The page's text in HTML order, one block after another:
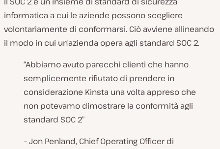
informatica a cui le aziende possono scegliere
volontariamente di conformarsi. Ciò avviene allineando
il modo in cui un’azienda opera agli standard SOC 2.
“Abbiamo avuto parecchi clienti che hanno
semplicemente rifiutato di prendere in
considerazione Kinsta una volta appreso che
non potevamo dimostrare la conformità agli
standard SOC 2”
– Jon Penland, Chief Operating Officer di